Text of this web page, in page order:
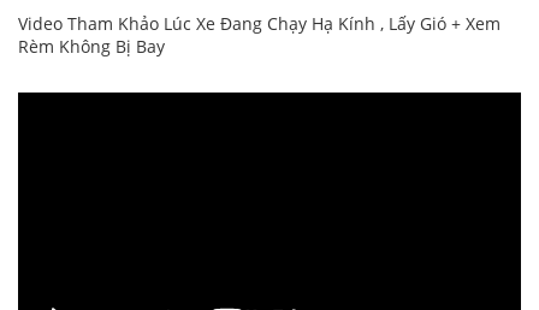
Video Tham Khảo Lúc Xe Đang Chạy Hạ Kính , Lấy Gió + Xem
Rèm Không Bị Bay